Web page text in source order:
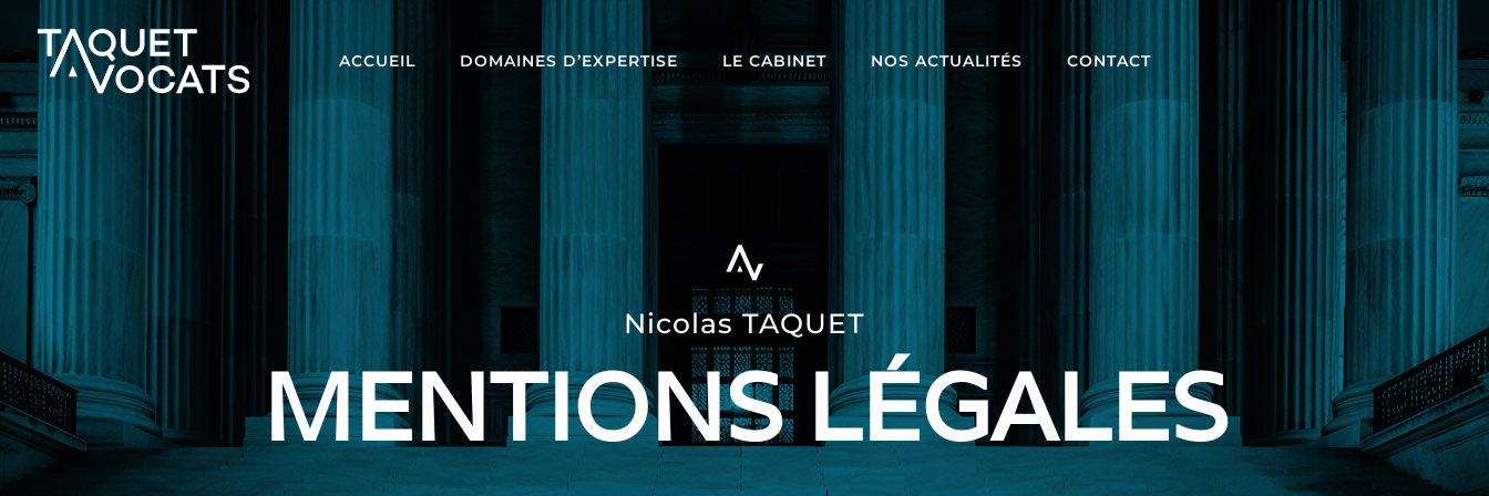
ACCUEIL DOMAINES D’EXPERTISE LE CABINET NOS ACTUALITÉS CONTACT
Nicolas TAQUET
MENTIONS LÉGALES